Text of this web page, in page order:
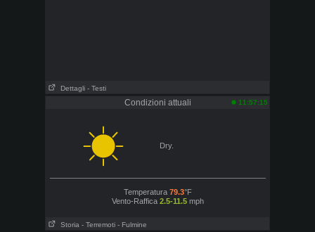
Dettagli - Testi
Condizioni attuali 11:57:15
Dry.
Temperatura 79.3°F
Vento-Raffica 2.5-11.5mph
Storia - Terremoti - Fulmine